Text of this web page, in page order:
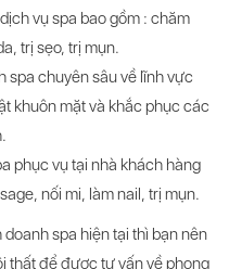
vụ spa bao gồm : chăm
trị sẹo, trị mụn.
spa chuyên sâu về lĩnh vực
khuôn mặt và khắc phục các
phục vụ tại nhà khách hàng
nối mi, làm nail, trị mụn.
spa hiện tại thì bạn nên
thất để được tư vấn về phong